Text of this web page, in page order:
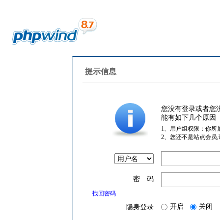
提示信息
您没有登录或者您
能有如下几个原因
1、用户组权限：你所
2、您还不是站点会员
密 码
找回密码
隐身登录 开启 关闭